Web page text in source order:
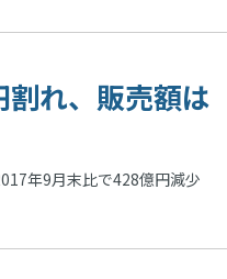
れ、販売額は
年9月末比で428億円減少